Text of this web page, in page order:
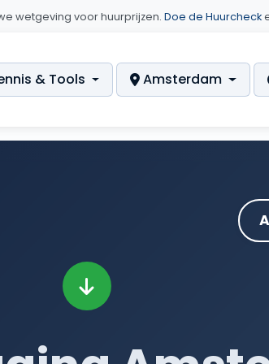
wetgeving voor huurprijzen. Doe de Huurcheck
& Tools Amsterdam